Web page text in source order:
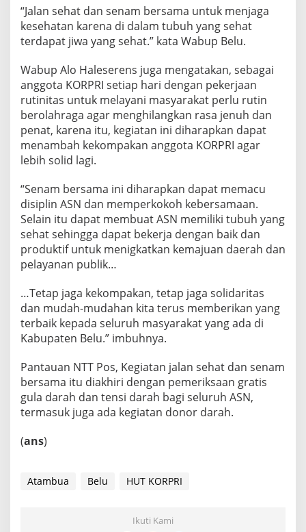
“Jalan sehat dan senam bersama untuk menjaga
kesehatan karena di dalam tubuh yang sehat
terdapat jiwa yang sehat.” kata Wabup Belu.
Wabup Alo Haleserens juga mengatakan, sebagai
anggota KORPRI setiap hari dengan pekerjaan
rutinitas untuk melayani masyarakat perlu rutin
berolahraga agar menghilangkan rasa jenuh dan
penat, karena itu, kegiatan ini diharapkan dapat
menambah kekompakan anggota KORPRI agar
lebih solid lagi.
“Senam bersama ini diharapkan dapat memacu
disiplin ASN dan memperkokoh kebersamaan.
Selain itu dapat membuat ASN memiliki tubuh yang
sehat sehingga dapat bekerja dengan baik dan
produktif untuk menigkatkan kemajuan daerah dan
pelayanan publik…
…Tetap jaga kekompakan, tetap jaga solidaritas
dan mudah-mudahan kita terus memberikan yang
terbaik kepada seluruh masyarakat yang ada di
Kabupaten Belu.” imbuhnya.
Pantauan NTT Pos, Kegiatan jalan sehat dan senam
bersama itu diakhiri dengan pemeriksaan gratis
gula darah dan tensi darah bagi seluruh ASN,
termasuk juga ada kegiatan donor darah.
(ans)
Atambua Belu HUT KORPRI
Ikuti Kami